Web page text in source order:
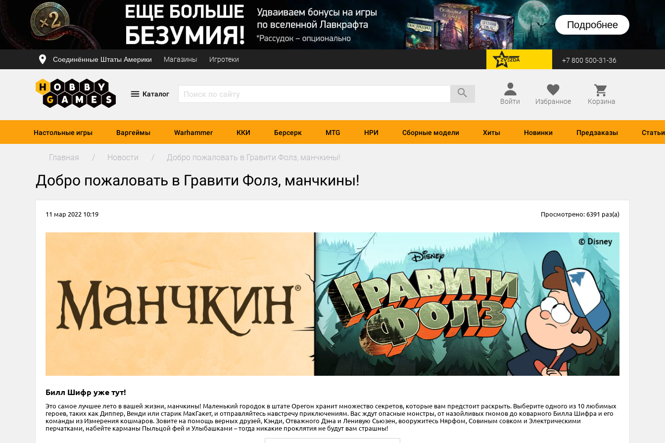
Подробнее
Соединённые Штаты Америки Магазины Игротеки перейти на Zvezda +7 800 500-31-36
Каталог
Войти
Избранное Корзина
Настольные игры Варгеймы Warhammer ККИ Берсерк MTG НРИ Сборные модели Хиты Новинки Предзаказы Статьи
Главная Новости Добро пожаловать в Гравити Фолз, манчкины!
Добро пожаловать в Гравити Фолз, манчкины!
11 мар 2022 10:19 Просмотрено: 6391 раз(а)
Билл Шифр уже тут!
Это самое лучшее лето в вашей жизни, манчкины! Маленький городок в штате Орегон хранит множество секретов, которые вам предстоит раскрыть. Выберите одного из 10 любимых
героев, таких как Диппер, Венди или старик МакГакет, и отправляйтесь навстречу приключениям. Вас ждут опасные монстры, от назойливых гномов до коварного Билла Шифра и его
команды из Измерения кошмаров. Зовите на помощь верных друзей, Кэнди, Отважного Дэна и Ленивую Сьюзен, вооружитесь Нярфом, Совиным совком и Электрическими
перчатками, набейте карманы Пыльцой фей и Улыбашками – тогда никакие проклятия не будут вам страшны!